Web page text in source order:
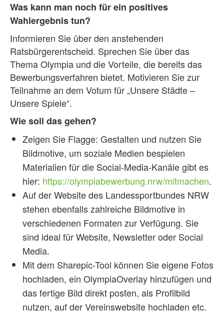
Was kann man noch für ein positives
Wahlergebnis tun?
Informieren Sie über den anstehenden
Ratsbürgerentscheid. Sprechen Sie über das
Thema Olympia und die Vorteile, die bereits das
Bewerbungsverfahren bietet. Motivieren Sie zur
Teilnahme an dem Votum für „Unsere Städte –
Unsere Spiele“.
Wie soll das gehen?
Zeigen Sie Flagge: Gestalten und nutzen Sie
Bildmotive, um soziale Medien bespielen
Materialien für die Social-Media-Kanäle gibt es
hier: https://olympiabewerbung.nrw/mitmachen.
Auf der Website des Landessportbundes NRW
stehen ebenfalls zahlreiche Bildmotive in
verschiedenen Formaten zur Verfügung. Sie
sind ideal für Website, Newsletter oder Social
Media.
Mit dem Sharepic-Tool können Sie eigene Fotos
hochladen, ein OlympiaOverlay hinzufügen und
das fertige Bild direkt posten, als Profilbild
nutzen, auf der Vereinswebsite hochladen etc.